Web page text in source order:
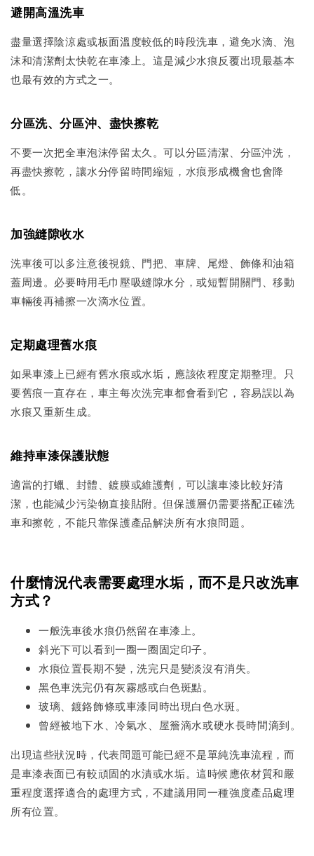
避開高溫洗車
盡量選擇陰涼處或板面溫度較低的時段洗車，避免水滴、泡
沫和清潔劑太快乾在車漆上。這是減少水痕反覆出現最基本
也最有效的方式之一。
分區洗、分區沖、盡快擦乾
不要一次把全車泡沫停留太久。可以分區清潔、分區沖洗，
再盡快擦乾，讓水分停留時間縮短，水痕形成機會也會降
低。
加強縫隙收水
洗車後可以多注意後視鏡、門把、車牌、尾燈、飾條和油箱
蓋周邊。必要時用毛巾壓吸縫隙水分，或短暫開關門、移動
車輛後再補擦一次滴水位置。
定期處理舊水痕
如果車漆上已經有舊水痕或水垢，應該依程度定期整理。只
要舊痕一直存在，車主每次洗完車都會看到它，容易誤以為
水痕又重新生成。
維持車漆保護狀態
適當的打蠟、封體、鍍膜或維護劑，可以讓車漆比較好清
潔，也能減少污染物直接貼附。但保護層仍需要搭配正確洗
車和擦乾，不能只靠保護產品解決所有水痕問題。
什麼情況代表需要處理水垢，而不是只改洗車
方式？
一般洗車後水痕仍然留在車漆上。
斜光下可以看到一圈一圈固定印子。
水痕位置長期不變，洗完只是變淡沒有消失。
黑色車洗完仍有灰霧感或白色斑點。
玻璃、鍍鉻飾條或車漆同時出現白色水斑。
曾經被地下水、冷氣水、屋簷滴水或硬水長時間滴到。
出現這些狀況時，代表問題可能已經不是單純洗車流程，而
是車漆表面已有較頑固的水漬或水垢。這時候應依材質和嚴
重程度選擇適合的處理方式，不建議用同一種強度產品處理
所有位置。